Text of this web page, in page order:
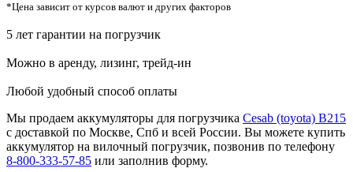
*Цена зависит от курсов валют и других факторов
5 лет гарантии на погрузчик
Можно в аренду, лизинг, трейд-ин
Любой удобный способ оплаты
Мы продаем аккумуляторы для погрузчика Cesab (toyota) B215
с доставкой по Москве, Спб и всей России. Вы можете купить
аккумулятор на вилочный погрузчик, позвонив по телефону
8-800-333-57-85 или заполнив форму.